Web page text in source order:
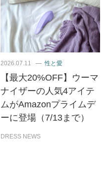
2026.07.11 性と愛
【最大20%OFF】ウーマ
ナイザーの人気4アイテ
ムがAmazonプライムデ
ーに登場（7/13まで）
DRESS NEWS